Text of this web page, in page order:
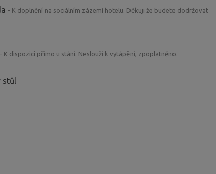
- K doplnění na sociálním zázemí hotelu. Děkuji že budete dodržovat
- K dispozici přímo u stání. Neslouží k vytápění, zpoplatněno.
stůl